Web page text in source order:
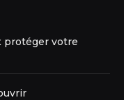
protéger votre